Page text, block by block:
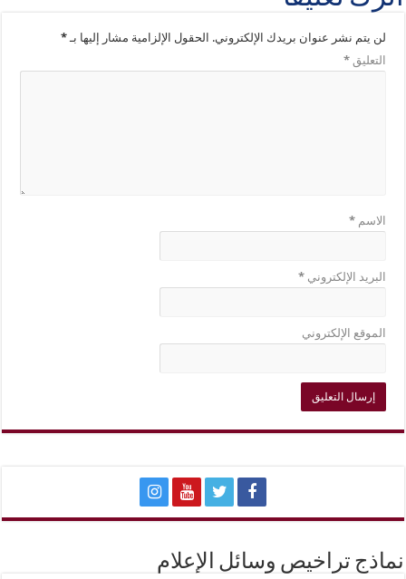
لن يتم نشر عنوان بريدك الإلكتروني. الحقول الإلزامية مشار إليها بـ*
التعليق*
الاسم*
البريد الإلكتروني*
الموقع الإلكتروني
نماذج تراخيص وسائل الإعلام